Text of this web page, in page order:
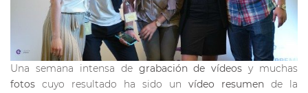
Una semana intensa de grabación de vídeos y muchas
fotos cuyo resultado ha sido un vídeo resumen de la